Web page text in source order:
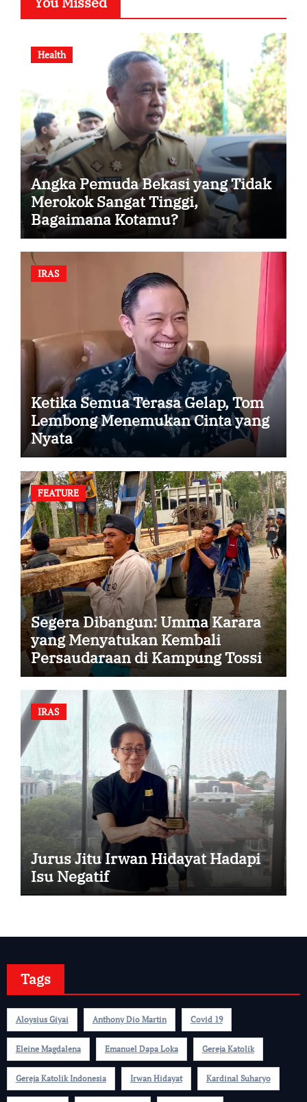
Health
Angka Pemuda Bekasi yang Tidak
Merokok Sangat Tinggi,
Bagaimana Kotamu?
IRAS
Ketika Semua Terasa Gelap, Tom
Lembong Menemukan Cinta yang
Nyata
FEATURE
Segera Dibangun: Umma Karara
yang Menyatukan Kembali
Persaudaraan di Kampung Tossi
IRAS
Jurus Jitu Irwan Hidayat Hadapi
Isu Negatif
Tags
Aloysius Giyai Anthony Dio Martin Covid 19
Eleine Magdalena Emanuel Dapa Loka Gereja Katolik
Gereja Katolik Indonesia Irwan Hidayat Kardinal Suharyo